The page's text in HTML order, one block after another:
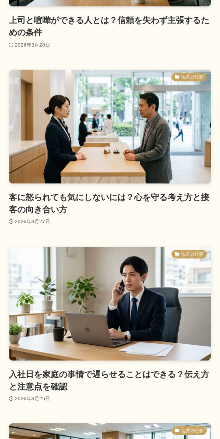
上司と喧嘩ができる人とは？信頼を失わず主張するた
めの条件
2026年3月28日
地方の仕事
客に怒られても気にしないには？心を守る考え方と接
客の向き合い方
2026年3月27日
地方の仕事
入社日を家庭の事情で遅らせることはできる？伝え方
と注意点を確認
2026年3月26日
地方の仕事